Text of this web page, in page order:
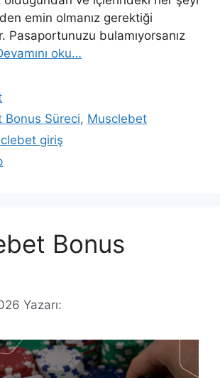
emin olmanız gerektiği
Pasaportunuzu bulamıyorsanız
oku…
Bonus Süreci, Musclebet
giriş
Bonus
Yazarı: